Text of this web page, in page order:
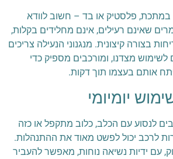
במתכת, פלסטיק או בד – חשוב לוודא
שאינם רעילים, אינם מחלידים בקלות,
בצורה קיצונית. מנגנוני הנעילה צריכים
לשימוש מצדנו, ומורכבים מספיק כדי
אותם בעצמו תוך דקות.
יומיומי
לנסוע עם הכלב, כלוב מתקפל או כזה
לרכב יכול לפשט מאוד את ההתנהלות.
עם ידיות נשיאה נוחות, מאפשר להעביר